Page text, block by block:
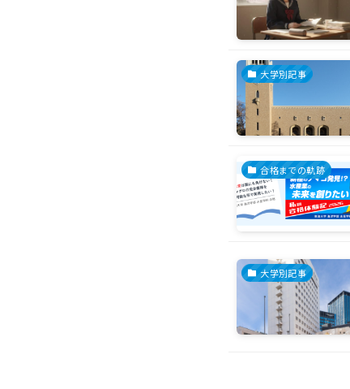
大学別記事
合格までの軌跡
大学別記事